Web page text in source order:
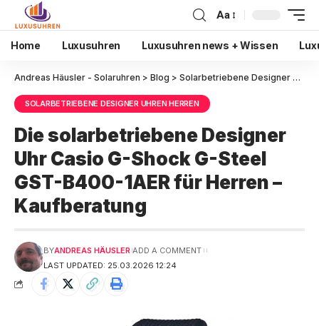
Aa
Home Luxusuhren Luxusuhren news + Wissen
Andreas Häusler - Solaruhren > Blog > Solarbetriebene Designer Uhren Herren
SOLARBETRIEBENE DESIGNER UHREN HERREN
Die solarbetriebene Designer
Uhr Casio G-Shock G-Steel
GST-B400-1AER für Herren –
Kaufberatung
LAST UPDATED: 25.03.2026 12:24
BYANDREAS HÄUSLER ADD A COMMENT